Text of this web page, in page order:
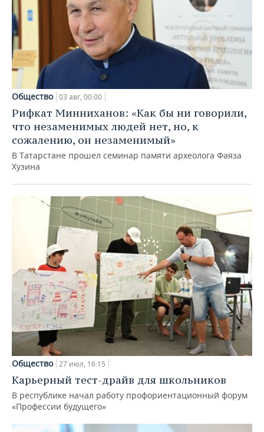
Общество 03 авг, 00:00
Рифкат Минниханов: «Как бы ни говорили,
что незаменимых людей нет, но, к
сожалению, он незаменимый»
В Татарстане прошел семинар памяти археолога Фаяза
Хузина
Общество 27 июл, 16:15
Карьерный тест-драйв для школьников
В республике начал работу профориентационный форум
«Профессии будущего»